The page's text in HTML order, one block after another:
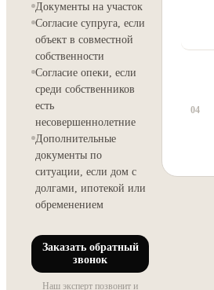
Документы на участок
Согласие супруга, если
объект в совместной
собственности
Согласие опеки, если
среди собственников
есть
несовершеннолетние
Дополнительные
документы по
ситуации, если дом с
долгами, ипотекой или
обременением
Заказать обратный
звонок
Наш эксперт позвонит и
04